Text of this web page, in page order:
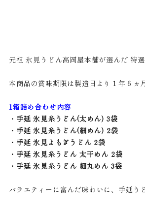
元祖 氷見うどん高岡屋本舗が選んだ 特
本商品の賞味期限は製造日より１年６ヵ
1箱詰め合わせ内容
・手延 氷見糸うどん(太めん) 3袋
・手延 氷見糸うどん(細めん) 2袋
・手延 氷見よもぎうどん 2袋
・手延 氷見糸うどん 太干めん 2袋
・手延 氷見糸うどん 細丸めん 3袋
バラエティーに富んだ味わいに、手延う